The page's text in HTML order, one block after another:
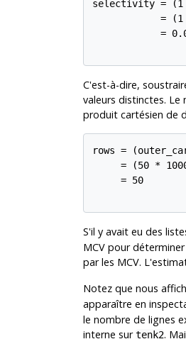
selectivity = (1
=
=
C'est-à-dire,
valeurs distinctes.
produit cartésien de
rows =
= (50 *
     = 50
S'il y avait eu des
MCV pour
par les MCV.
Notez que nous
apparaître en
le nombre de lignes
interne surtenk2.